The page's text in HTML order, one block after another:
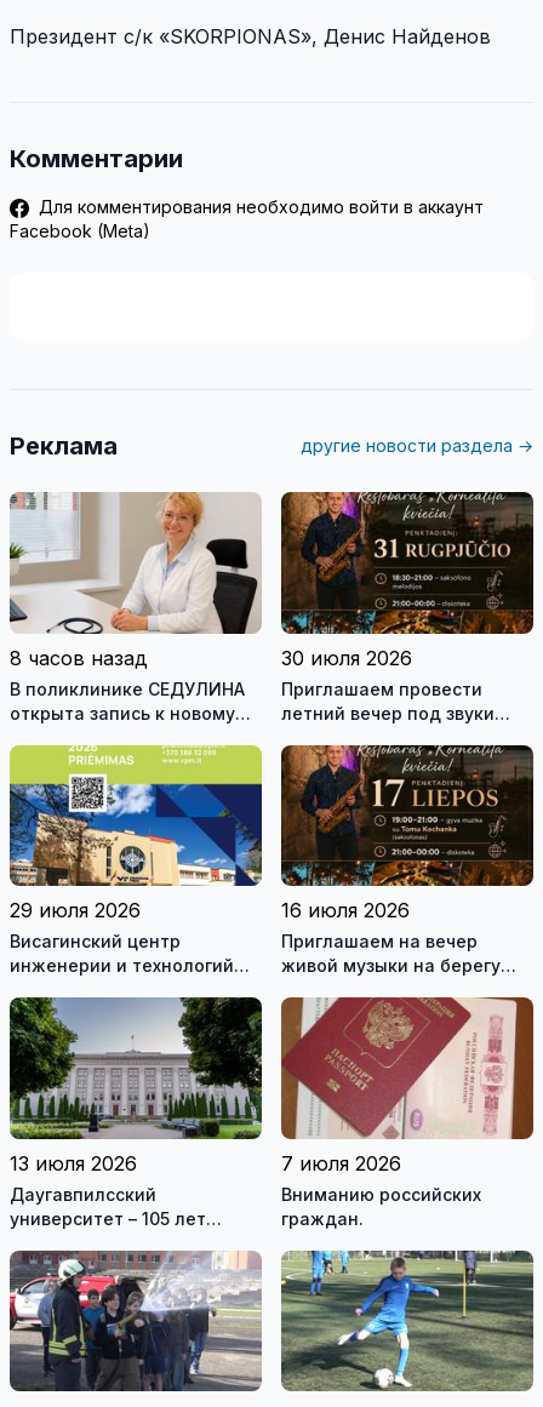
Президент с/к «SKORPIONAS», Денис Найденов
Комментарии
Для комментирования необходимо войти в аккаунт
Facebook (Meta)
Реклама другие новости раздела →
8 часов назад
В поликлинике СЕДУЛИНА
открыта запись к новому
30 июля 2026
Приглашаем провести
летний вечер под звуки
озера!
29 июля 2026
Висагинский центр
инженерии и технологий
16 июля 2026
Приглашаем на вечер
живой музыки на берегу
13 июля 2026
Даугавпилсский
университет – 105 лет
возможности для
студентов
7 июля 2026
Вниманию российских
граждан.